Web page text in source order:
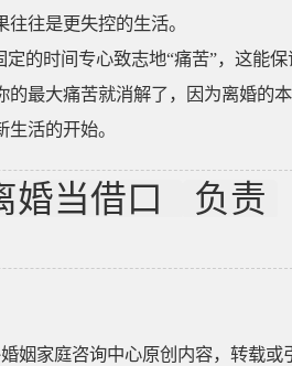
往是更失控的生活。
定的时间专心致志地“痛苦”，这能
的最大痛苦就消解了，因为离婚的
活的开始。
婚当借口 负责
姻家庭咨询中心原创内容，转载